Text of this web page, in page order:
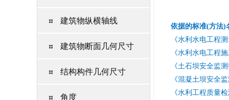
建筑物纵横轴线
建筑物断面几何尺寸
结构构件几何尺寸
角度
依据的标准(方法)
《水利水电工程
《水利水电工程
《土石坝安全监
《混凝土坝安全
《水利工程质量